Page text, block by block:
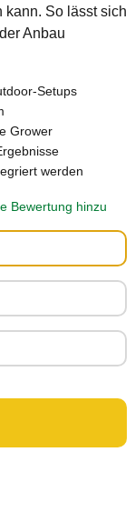
kann. So lässt sich
Anbau
Setups
Grower
werden
Bewertung hinzu